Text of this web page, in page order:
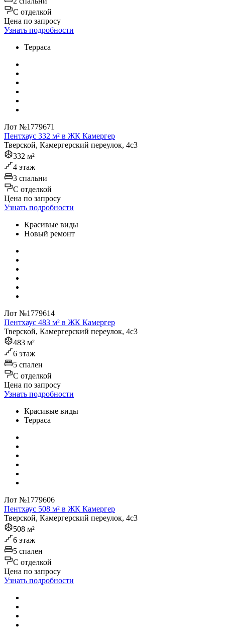
C отделкой
Цена по запросу
Узнать подробности
Терраса
Лот №1779671
Пентхаус 332 м² в ЖК Камергер
Тверской, Камергерский переулок, 4с3
332 м²
4 этаж
3 спальни
C отделкой
Цена по запросу
Узнать подробности
Красивые виды
Новый ремонт
Лот №1779614
Пентхаус 483 м² в ЖК Камергер
Тверской, Камергерский переулок, 4с3
483 м²
6 этаж
5 спален
C отделкой
Цена по запросу
Узнать подробности
Красивые виды
Терраса
Лот №1779606
Пентхаус 508 м² в ЖК Камергер
Тверской, Камергерский переулок, 4с3
508 м²
6 этаж
5 спален
C отделкой
Цена по запросу
Узнать подробности